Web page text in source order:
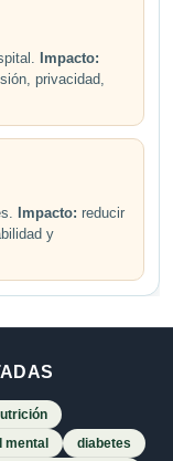
Impacto:
privacidad,
Impacto: reducir
y
mental
diabetes